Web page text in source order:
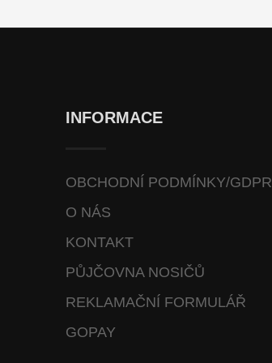
INFORMACE
OBCHODNÍ PODMÍNKY/GDPR
O NÁS
KONTAKT
PŮJČOVNA NOSIČŮ
REKLAMAČNÍ FORMULÁŘ
GOPAY